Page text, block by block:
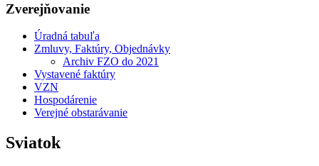
Zverejňovanie
Úradná tabuľa
Zmluvy, Faktúry, Objednávky
Archiv FZO do 2021
Vystavené faktúry
VZN
Hospodárenie
Verejné obstarávanie
Sviatok